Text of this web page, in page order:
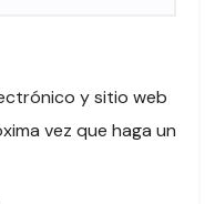
y sitio web
vez que haga un